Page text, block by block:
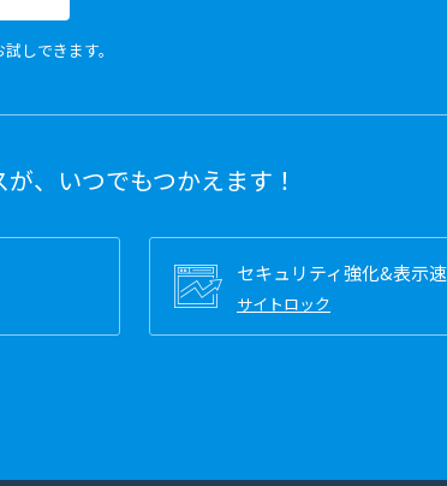
しできます。
、いつでもつかえます！
セキュリティ強化&表示
サイトロック